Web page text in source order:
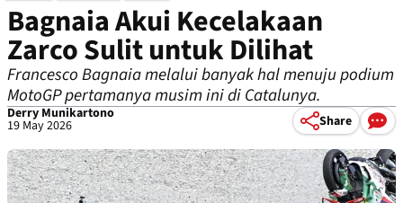
Bagnaia Akui Kecelakaan
Zarco Sulit untuk Dilihat
Francesco Bagnaia melalui banyak hal menuju podium
MotoGP pertamanya musim ini di Catalunya.
Derry Munikartono
19 May 2026 Share